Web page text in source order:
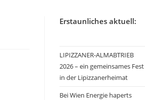
Erstaunliches aktuell:
LIPIZZANER-ALMABTRIEB
2026 – ein gemeinsames Fest
in der Lipizzanerheimat
Bei Wien Energie haperts